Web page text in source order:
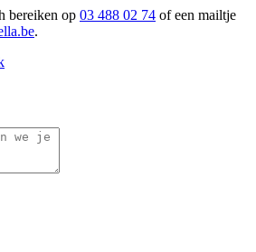
bereiken op 03 488 02 74 of een mailtje
.